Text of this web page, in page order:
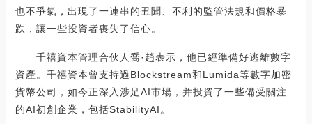
也不爭氣，出現了一連串的丑聞、不利的監管法規和價格暴
跌，讓一些投資者喪失了信心。
千禧資本管理合伙人喬·趙表示，他已經準備好逃離數字
資產。千禧資本曾支持過Blockstream和Lumida等數字加密
貨幣公司，如今正深入涉足AI市場，并投資了一些備受關注
的AI初創企業，包括StabilityAI。